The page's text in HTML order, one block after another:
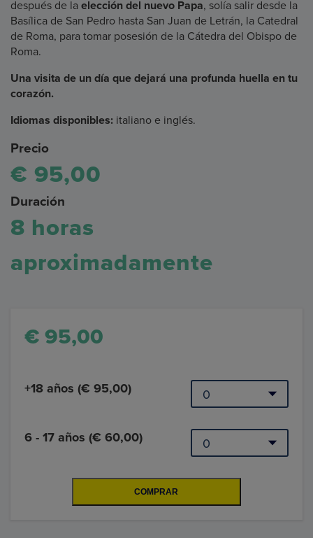
después de la elección del nuevo Papa, solía salir desde la
Basílica de San Pedro hasta San Juan de Letrán, la Catedral
de Roma, para tomar posesión de la Cátedra del Obispo de
Roma.
Una visita de un día que dejará una profunda huella en tu
corazón.
Idiomas disponibles: italiano e inglés.
Precio
€ 95,00
Duración
8 horas
aproximadamente
€ 95,00
+18 años (€ 95,00)
6 - 17 años (€ 60,00)